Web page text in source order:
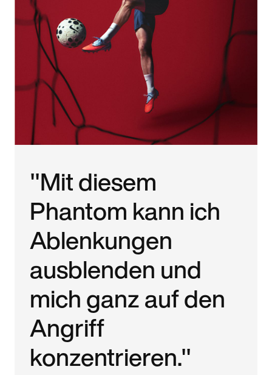
"Mit diesem
Phantom kann ich
Ablenkungen
ausblenden und
mich ganz auf den
Angriff
konzentrieren."